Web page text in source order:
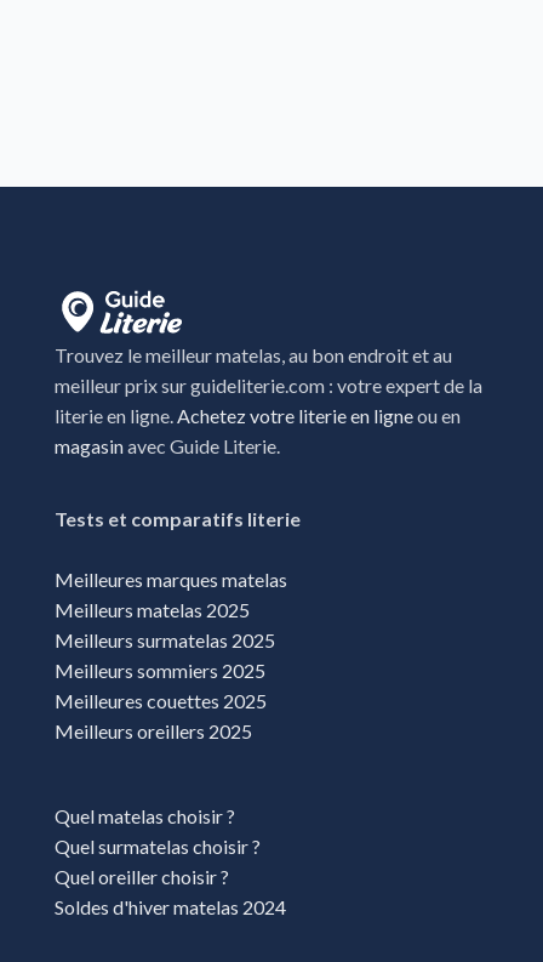
Trouvez le meilleur matelas, au bon endroit et au
meilleur prix sur guideliterie.com : votre expert de la
literie en ligne. Achetez votre literie en ligneou en
magasinavec Guide Literie.
Tests et comparatifs literie
Meilleures marques matelas
Meilleurs matelas 2025
Meilleurs surmatelas 2025
Meilleurs sommiers 2025
Meilleures couettes 2025
Meilleurs oreillers 2025
Quel matelas choisir ?
Quel surmatelas choisir ?
Quel oreiller choisir ?
Soldes d'hiver matelas 2024